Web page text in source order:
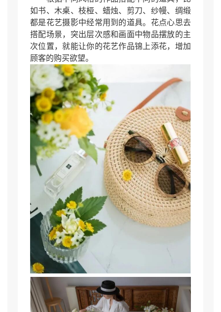
如书、木桌、枝桠、蜡烛、剪刀、纱幔、绸缎
都是花艺摄影中经常用到的道具。花点心思去
搭配场景，突出层次感和画面中物品摆放的主
次位置，就能让你的花艺作品锦上添花，增加
顾客的购买欲望。